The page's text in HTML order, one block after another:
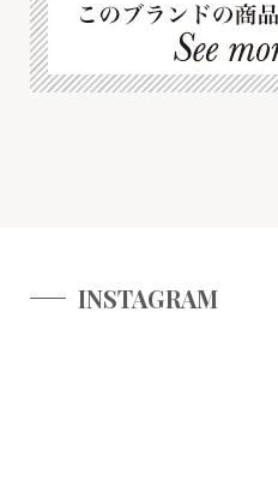
INSTAGRAM